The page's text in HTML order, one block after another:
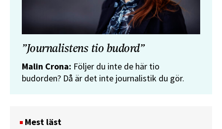
”Journalistens tio budord”
Malin Crona: Följer du inte de här tio
budorden? Då är det inte journalistik du gör.
Mest läst